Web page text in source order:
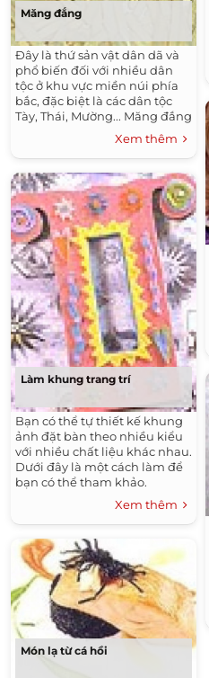
Măng đắng
Đây là thứ sản vật dân dã và
phổ biến đối với nhiều dân
tộc ở khu vực miền núi phía
bắc, đặc biệt là các dân tộc
Tày, Thái, Mường... Măng đắng
có thể chế thành nhiều món
như xào mẻ, luộc, hầm xương,
hấp quấn thịt vịt hoặc thịt lợn.
Xem thêm
Làm khung trang trí
Bạn có thể tự thiết kế khung
ảnh đặt bàn theo nhiều kiểu
với nhiều chất liệu khác nhau.
Dưới đây là một cách làm để
bạn có thể tham khảo.
Nguyên liệu gồm: giấy bìa
cứng; vải nỉ nhiều màu; keo;
bút; kéo.
Xem thêm
Món lạ từ cá hồi